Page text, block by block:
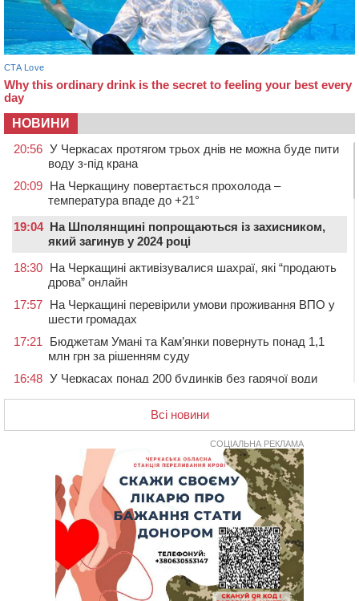
НОВИНИ
20:56 У Черкасах протягом трьох днів не можна буде пити
воду з-під крана
20:09 На Черкащину повертається прохолода –
температура впаде до +21°
19:04 На Шполянщині попрощаються із захисником,
який загинув у 2024 році
18:30 На Черкащині активізувалися шахраї, які “продають
дрова” онлайн
17:57 На Черкащині перевірили умови проживання ВПО у
шести громадах
17:21
Бюджетам Умані та Кам’янки повернуть понад 1,1
млн грн за рішенням суду
16:48 У Черкасах понад 200 будинків без гарячої води
На Звенигородщині провели в останню путь
загиблого на Херсонщині військового
Сьогодні ЛНЗ зустрінеться з “Карпатами” у Львові
Поблизу Умані нетверезий водій Jaguar протаранив
два автомобілі
У Черкасах попрощалися з матросом та
солдатом, які загинули на війні
У Жашкові чоловік погрожував людям гранатою і
зберігав вдома схрон боєприпасів
Всі новини
СОЦІАЛЬНА РЕКЛАМА